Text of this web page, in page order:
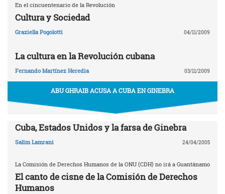
En el cincuentenario de la Revolución
Cultura y Sociedad
Graziella Pogolotti 04/11/2009
La cultura en la Revolución cubana
Fernando Martínez Heredia 03/11/2009
ABU GHRAIB ACUSA A CUBA EN GINEBRA
Cuba, Estados Unidos y la farsa de Ginebra
Salim Lamrani 24/04/2005
La Comisión de Derechos Humanos de la ONU (CDH) no irá a Guantánamo
El canto de cisne de la Comisión de Derechos
Humanos